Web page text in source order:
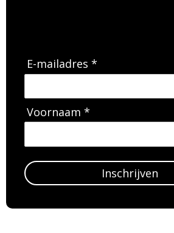
E-mailadres *
Voornaam *
Inschrijven